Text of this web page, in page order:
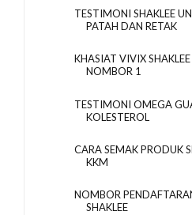
TESTIMONI SHAKLEE
PATAH DAN RETAK
KHASIAT VIVIX SHAKLEE
NOMBOR 1
TESTIMONI OMEGA
KOLESTEROL
CARA SEMAK PRODUK
KKM
NOMBOR
SHAKLEE